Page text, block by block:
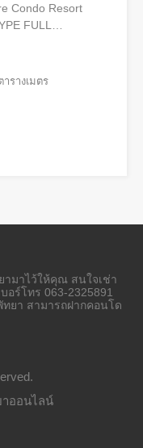
Condo Resort
FULL​…
ารางเมตร
ามาไว้ให้คุณ สนใจเช่า
ร์โทร 063-2325891
ยา สามารถฝากคอนโด
ออนไลน์